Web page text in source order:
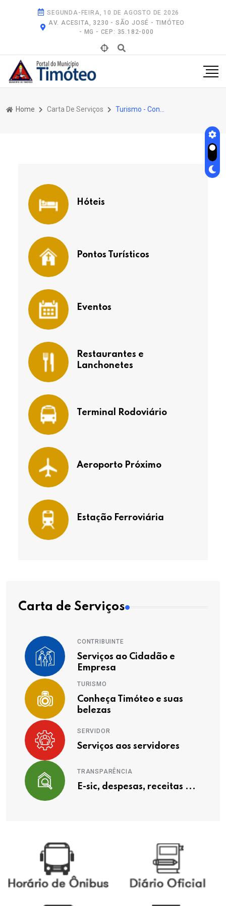
SEGUNDA-FEIRA, 10 DE AGOSTO DE 2026
AV. ACESITA, 3230 - SÃO JOSÉ - TIMÓTEO
- MG - CEP: 35.182-000
Home Carta De Serviços
Hóteis
Pontos Turísticos
Eventos
Restaurantes e
Lanchonetes
Terminal Rodoviário
Aeroporto Próximo
Estação Ferroviária
Carta de Serviços
CONTRIBUINTE
Serviços ao Cidadão e
Empresa
TURISMO
Conheça Timóteo e suas
belezas
SERVIDOR
Serviços aos servidores
TRANSPARÊNCIA
E-sic, despesas, receitas ...